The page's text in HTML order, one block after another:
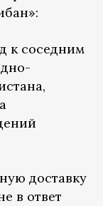
к соседним
доставку
в ответ